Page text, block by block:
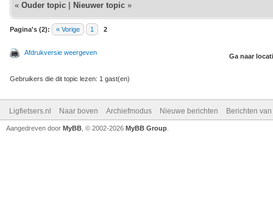
« Ouder topic Nieuwer topic »
Pagina's (2): « Vorige 1 2
Afdrukversie weergeven Ga naar
Gebruikers die dit topic lezen: 1 gast(en)
Ligfietsers.nl Naar boven Archiefmodus Nieuwe berichten Berichten
Aangedreven door MyBB , © 2002-2026 MyBB Group